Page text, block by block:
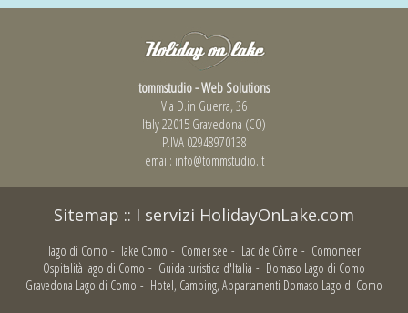
tommstudio - Web Solutions
Via D.in Guerra, 36
Italy 22015 Gravedona (CO)
P.IVA 02948970138
email: info@tommstudio.it
Sitemap :: I servizi HolidayOnLake.com
lago di Como - lake Como - Comer see - Lac de Côme - Comomeer
Ospitalità lago di Como - Guida turistica d'Italia - Domaso Lago di Como
Gravedona Lago di Como - Hotel, Camping, Appartamenti Domaso Lago di Como